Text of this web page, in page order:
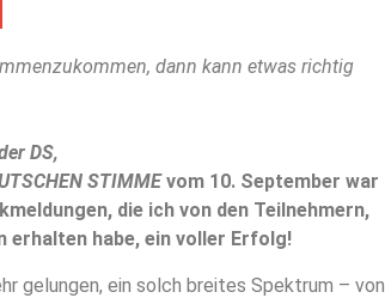
dann kann etwas richtig
DS,
STIMMEvom 10. September war
die ich von den Teilnehmern,
erhalten habe, ein voller Erfolg!
gelungen, ein solch breites Spektrum – von